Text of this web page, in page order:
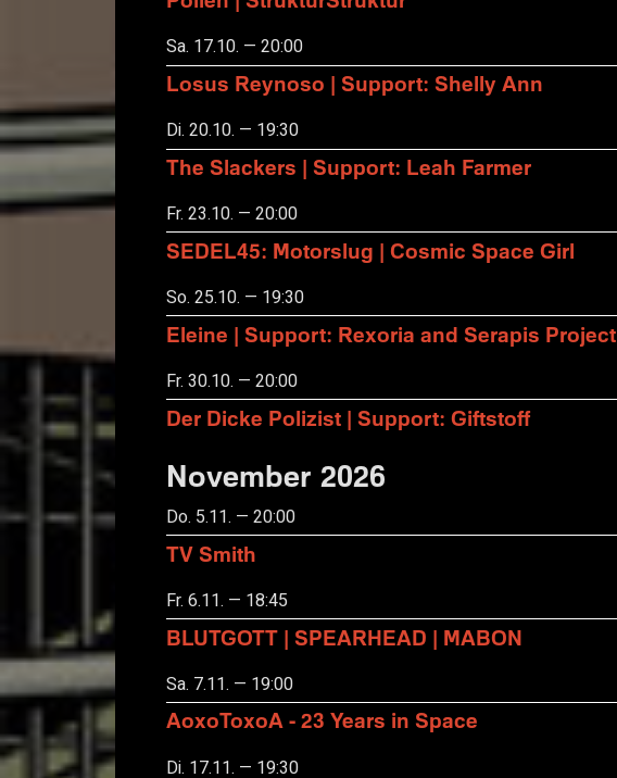
Sa. 17.10. — 20:00
Losus Reynoso | Support: Shelly Ann
Di. 20.10. — 19:30
The Slackers | Support: Leah Farmer
Fr. 23.10. — 20:00
SEDEL45: Motorslug | Cosmic Space Girl
So. 25.10. — 19:30
Eleine | Support: Rexoria and Serapis Project
Fr. 30.10. — 20:00
Der Dicke Polizist | Support: Giftstoff
November 2026
Do. 5.11. — 20:00
TV Smith
Fr. 6.11. — 18:45
BLUTGOTT | SPEARHEAD | MABON
Sa. 7.11. — 19:00
AoxoToxoA - 23 Years in Space
Di. 17.11. — 19:30